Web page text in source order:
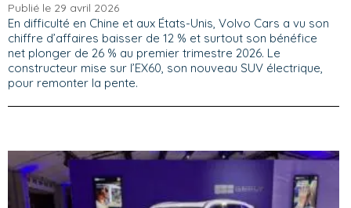
Publié le 29 avril 2026
En difficulté en Chine et aux États-Unis, Volvo Cars a vu son
chiffre d’affaires baisser de 12 % et surtout son bénéfice
net plonger de 26 % au premier trimestre 2026. Le
constructeur mise sur l’EX60, son nouveau SUV électrique,
pour remonter la pente.